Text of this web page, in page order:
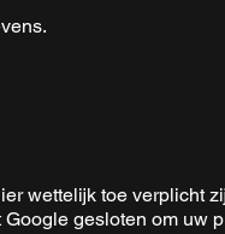
wettelijk toe verplicht
gesloten om uw